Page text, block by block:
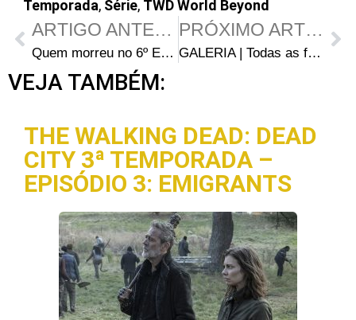
Temporada, Série, TWD World Beyond
ARTIGO ANTERIOR
Quem morreu no 6º Episódio da 2ª Temporada de TWD World Beyond?
PRÓXIMO ARTIGO
GALERIA | Todas as fotos do Episódio 4 da 2ª temporada de TWD World Beyond
VEJA TAMBÉM:
THE WALKING DEAD: DEAD
CITY 3ª TEMPORADA –
EPISÓDIO 3: EMIGRANTS